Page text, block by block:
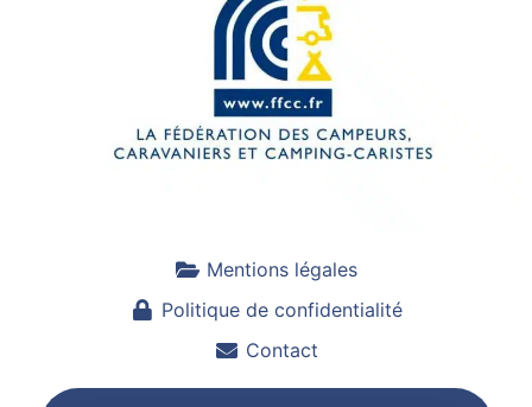
Mentions légales
Politique de confidentialité
Contact